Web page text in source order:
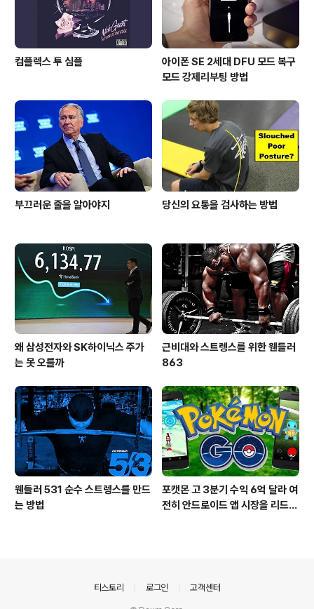
컴플렉스 투 심플
아이폰 SE 2세대 DFU 모드 복구
모드 강제리부팅 방법
부끄러운 줄을 알아야지 당신의 요통을 검사하는 방법
왜 삼성전자와 SK하이닉스 주가
는 못 오를까
근비대와 스트렝스를 위한 웬들러
863
웬들러 531 순수 스트렝스를 만드
는 방법
포캣몬 고 3분기 수익 6억 달라 여
전히 안드로이드 앱 시장을 리드
티스토리 로그인 고객센터